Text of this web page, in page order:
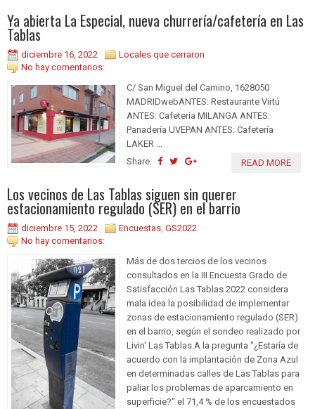
Ya abierta La Especial, nueva churrería/cafetería en Las
Tablas
diciembre 16, 2022
Locales que cerraron
No hay comentarios:
C/ San Miguel del Camino, 1628050
MADRIDwebANTES: Restaurante Virtú
ANTES: Cafetería MILANGA ANTES:
Panadería UVEPAN ANTES: Cafetería
LAKER ...
Share:
READ MORE
Los vecinos de Las Tablas siguen sin querer
estacionamiento regulado (SER) en el barrio
diciembre 15, 2022 Encuestas GS2022
No hay comentarios:
Más de dos tercios de los vecinos
consultados en la III Encuesta Grado de
Satisfacción Las Tablas 2022 considera
mala idea la posibilidad de implementar
zonas de estacionamiento regulado (SER)
en el barrio, según el sondeo realizado por
Livin' Las Tablas.A la pregunta "¿Estaría de
acuerdo con la implantación de Zona Azul
en determinadas calles de Las Tablas para
paliar los problemas de aparcamiento en
superficie?" el 71,4 % de los encuestados